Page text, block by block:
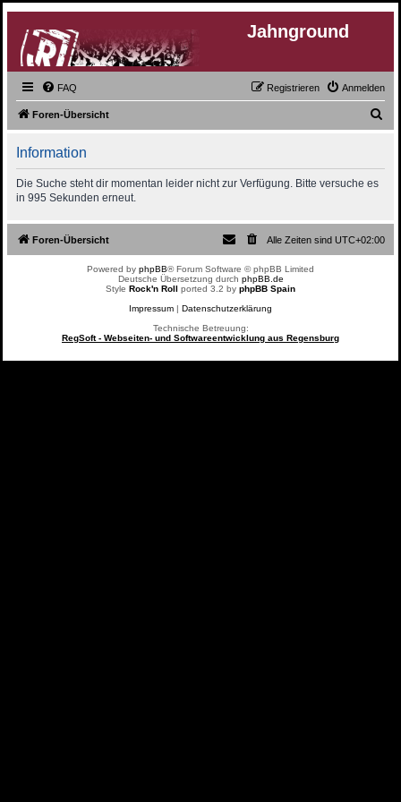
Jahnground
FAQ Anmelden
Registrieren
Foren-Übersicht
Information
Die Suche steht dir momentan leider nicht zur Verfügung. Bitte versuche es
in 995 Sekunden erneut.
Foren-Übersicht Alle Zeiten sind UTC+02:00
Powered by phpBB® Forum Software © phpBB Limited
Deutsche Übersetzung durch phpBB.de
Style Rock'n Roll ported 3.2 by phpBB Spain
Impressum | Datenschutzerklärung
Technische Betreuung:
RegSoft - Webseiten- und Softwareentwicklung aus Regensburg